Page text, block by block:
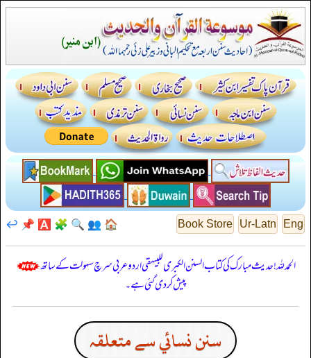
Eng
Ur-Latn
Book Store
🏠
👥
🔍
🧩
🅰️
📌
↩️
الحمدللہ! حدیث مبارک کی کتاب السنن الكبرى للبيهقي اردو عربی سرچ سہولت کے ساتھ
پیش کر دی گئی ہے۔
سنن نسائي سے متعلقہ